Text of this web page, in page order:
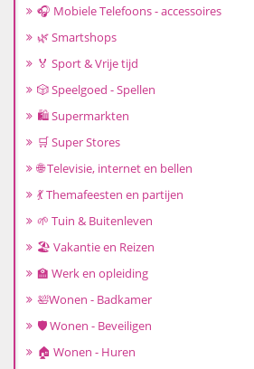
🎧 Mobiele Telefoons - accessoires
🌿 Smartshops
🏅 Sport & Vrije tijd
🎲 Speelgoed - Spellen
🛍️ Supermarkten
🛒 Super Stores
🌐 Televisie, internet en bellen
💃 Themafeesten en partijen
🌱 Tuin & Buitenleven
🏖️ Vakantie en Reizen
🏫 Werk en opleiding
🛀Wonen - Badkamer
🛡️ Wonen - Beveiligen
🏠 Wonen - Huren